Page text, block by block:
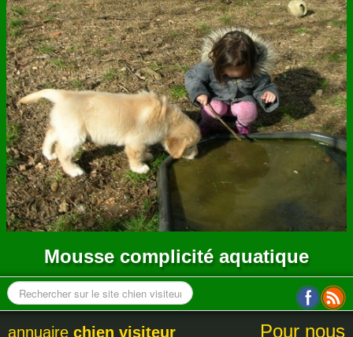
ANNUAIRE
CONTACT
Mousse complicité aquatique
annuaire chien visiteur Pour nous